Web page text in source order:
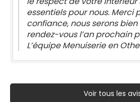
essentiels pour nous. Merci
confiance, nous serons
rendez-vous l’an prochain
L’équipe Menuiserie en Othe
Voir tous les